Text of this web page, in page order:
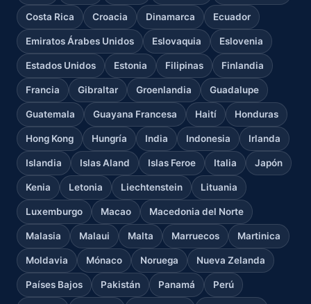
Costa Rica Croacia Dinamarca Ecuador
Emiratos Árabes Unidos Eslovaquia Eslovenia
Estados Unidos Estonia Filipinas Finlandia
Francia Gibraltar Groenlandia Guadalupe
Guatemala Guayana Francesa Haití Honduras
Hong Kong Hungría India Indonesia Irlanda
Islandia Islas Aland Islas Feroe Italia Japón
Kenia Letonia Liechtenstein Lituania
Luxemburgo Macao Macedonia del Norte
Malasia Malaui Malta Marruecos Martinica
Moldavia Mónaco Noruega Nueva Zelanda
Países Bajos Pakistán Panamá Perú